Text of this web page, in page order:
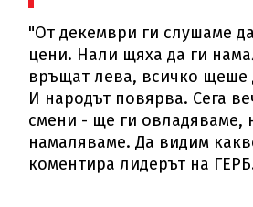
"От декември ги слушаме
цени. Нали щяха да ги
връщат лева, всичко щеше
И народът повярва. Сега
смени - ще ги овладяваме,
намаляваме. Да видим
коментира лидерът на